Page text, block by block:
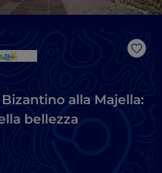
Like
alla Majella:
bellezza